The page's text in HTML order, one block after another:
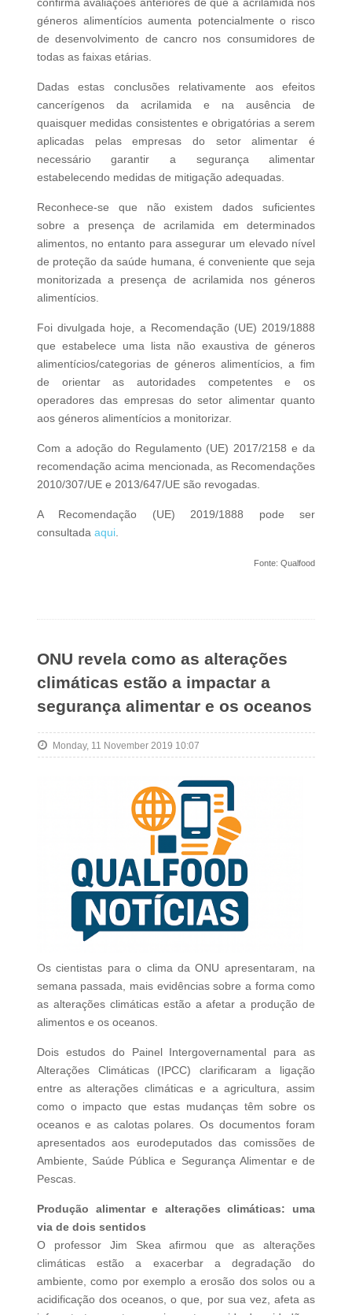
géneros alimentícios aumenta potencialmente o risco
de desenvolvimento de cancro nos consumidores de
todas as faixas etárias.
Dadas estas conclusões relativamente aos efeitos
cancerígenos da acrilamida e na ausência de
quaisquer medidas consistentes e obrigatórias a serem
aplicadas pelas empresas do setor alimentar é
necessário garantir a segurança alimentar
estabelecendo medidas de mitigação adequadas.
Reconhece-se que não existem dados suficientes
sobre a presença de acrilamida em determinados
alimentos, no entanto para assegurar um elevado nível
de proteção da saúde humana, é conveniente que seja
monitorizada a presença de acrilamida nos géneros
alimentícios.
Foi divulgada hoje, a Recomendação (UE) 2019/1888
que estabelece uma lista não exaustiva de géneros
alimentícios/categorias de géneros alimentícios, a fim
de orientar as autoridades competentes e os
operadores das empresas do setor alimentar quanto
aos géneros alimentícios a monitorizar.
Com a adoção do Regulamento (UE) 2017/2158 e da
recomendação acima mencionada, as Recomendações
2010/307/UE e 2013/647/UE são revogadas.
A Recomendação (UE) 2019/1888 pode ser
consultada aqui.
Fonte: Qualfood
ONU revela como as alterações
climáticas estão a impactar a
segurança alimentar e os oceanos
Monday, 11 November 2019 10:07
Os cientistas para o clima da ONU apresentaram, na
semana passada, mais evidências sobre a forma como
as alterações climáticas estão a afetar a produção de
alimentos e os oceanos.
Dois estudos do Painel Intergovernamental para as
Alterações Climáticas (IPCC) clarificaram a ligação
entre as alterações climáticas e a agricultura, assim
como o impacto que estas mudanças têm sobre os
oceanos e as calotas polares. Os documentos foram
apresentados aos eurodeputados das comissões de
Ambiente, Saúde Pública e Segurança Alimentar e de
Pescas.
Produção alimentar e alterações climáticas: uma
via de dois sentidos
O professor Jim Skea afirmou que as alterações
climáticas estão a exacerbar a degradação do
ambiente, como por exemplo a erosão dos solos ou a
acidificação dos oceanos, o que, por sua vez, afeta as